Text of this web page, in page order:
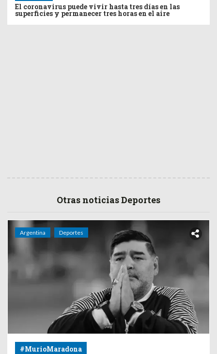
El coronavirus puede vivir hasta tres días en las
superficies y permanecer tres horas en el aire
Otras noticias Deportes
Argentina Deportes
#MurioMaradona